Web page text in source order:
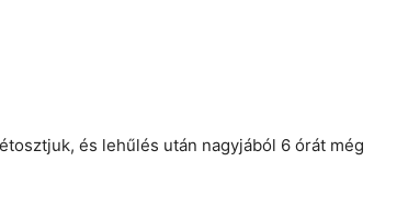
és lehűlés után nagyjából 6 órát még